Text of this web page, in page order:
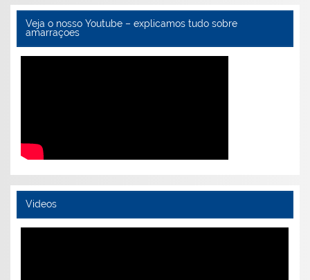
Veja o nosso Youtube – explicamos tudo sobre
amarraçoes
Videos